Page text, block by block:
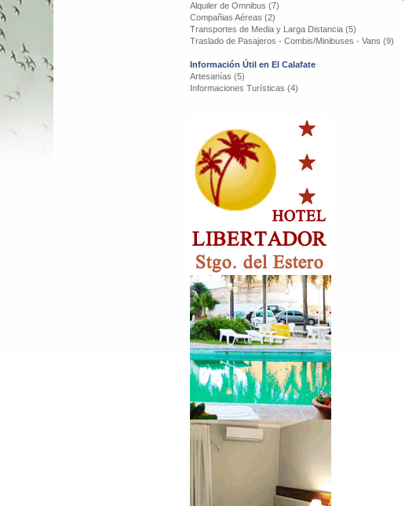
Alquiler de Omnibus (7)
Compañias Aéreas (2)
Transportes de Media y Larga Distancia (5)
Traslado de Pasajeros - Combis/Minibuses - Vans (9)
Información Útil en El Calafate
Artesanías (5)
Informaciones Turísticas (4)